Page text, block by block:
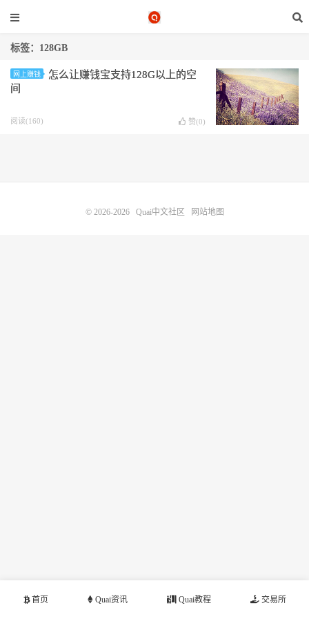
标签：128GB
网上赚钱
怎么让赚钱宝支持128G以上的空
间
阅读(160) 赞(0)
首页 Quai资讯 Quai教程 交易所
© 2026-2026 Quai中文社区 网站地图